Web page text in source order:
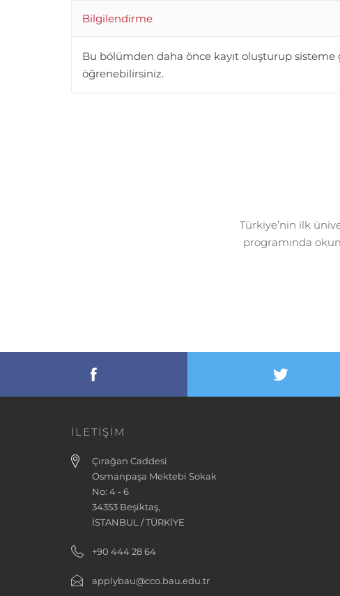
Bilgilendirme
Bu bölümden daha önce kayıt oluşturup sisteme
öğrenebilirsiniz.
Türkiye’nin ilk
programında
İLETİŞİM
Çırağan Caddesi
Osmanpaşa Mektebi Sokak
No: 4 - 6
34353 Beşiktaş,
İSTANBUL / TÜRKİYE
+90 444 28 64
applybau@cco.bau.edu.tr